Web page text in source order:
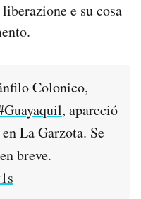
e su cosa
Colonico,
, apareció
La Garzota. Se
breve.